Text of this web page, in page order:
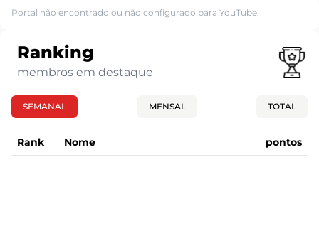
Portal não encontrado ou não configurado para YouTube.
Ranking
membros em destaque
SEMANAL MENSAL TOTAL
Rank Nome pontos